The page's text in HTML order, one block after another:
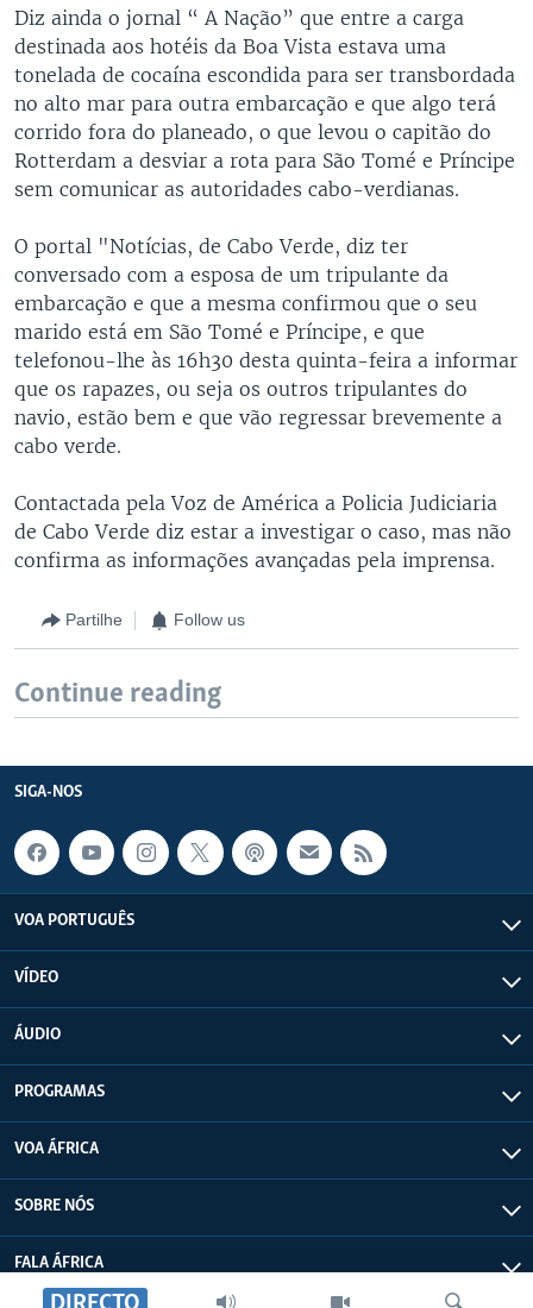
Diz ainda o jornal “ A Nação” que entre a carga
destinada aos hotéis da Boa Vista estava uma
tonelada de cocaína escondida para ser transbordada
no alto mar para outra embarcação e que algo terá
corrido fora do planeado, o que levou o capitão do
Rotterdam a desviar a rota para São Tomé e Príncipe
sem comunicar as autoridades cabo-verdianas.
O portal "Notícias, de Cabo Verde, diz ter
conversado com a esposa de um tripulante da
embarcação e que a mesma confirmou que o seu
marido está em São Tomé e Príncipe, e que
telefonou-lhe às 16h30 desta quinta-feira a informar
que os rapazes, ou seja os outros tripulantes do
navio, estão bem e que vão regressar brevemente a
cabo verde.
Contactada pela Voz de América a Policia Judiciaria
de Cabo Verde diz estar a investigar o caso, mas não
confirma as informações avançadas pela imprensa.
Partilhe Follow us
Continue reading
SIGA-NOS
VOA PORTUGUÊS
VÍDEO
ÁUDIO
PROGRAMAS
VOA ÁFRICA
SOBRE NÓS
FALA ÁFRICA